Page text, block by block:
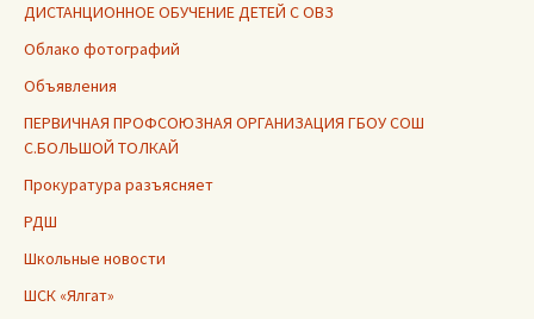
ДИСТАНЦИОННОЕ ОБУЧЕНИЕ ДЕТЕЙ С ОВЗ
Облако фотографий
Объявления
ПЕРВИЧНАЯ ПРОФСОЮЗНАЯ ОРГАНИЗАЦИЯ ГБОУ СОШ
С.БОЛЬШОЙ ТОЛКАЙ
Прокуратура разъясняет
РДШ
Школьные новости
ШСК «Ялгат»